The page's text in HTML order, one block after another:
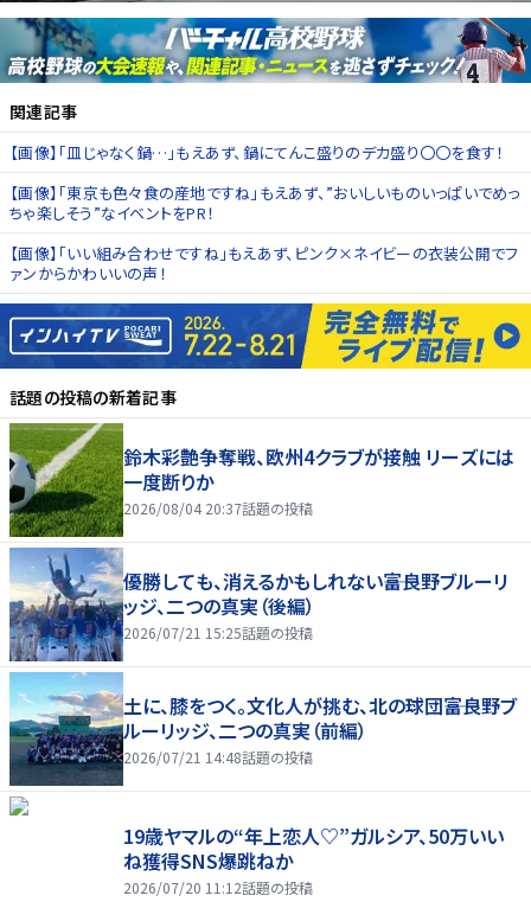
関連記事
【画像】「皿じゃなく鍋…」もえあず、鍋にてんこ盛りのデカ盛り〇〇を食す！
【画像】「東京も色々食の産地ですね」もえあず、”おいしいものいっぱいでめっ
ちゃ楽しそう”なイベントをPR！
【画像】「いい組み合わせですね」もえあず、ピンク×ネイビーの衣装公開でフ
ァンからかわいいの声！
話題の投稿の新着記事
鈴木彩艶争奪戦、欧州4クラブが接触 リーズには
一度断りか
2026/08/04 20:37話題の投稿
優勝しても、消えるかもしれない――富良野ブルーリ
ッジ、二つの真実（後編）
2026/07/21 15:25話題の投稿
土に、膝をつく。文化人が挑む、北の球団――富良野ブ
ルーリッジ、二つの真実（前編）
2026/07/21 14:48話題の投稿
19歳ヤマルの“年上恋人♡”ガルシア、50万いい
ね獲得SNS爆跳ねか
2026/07/20 11:12話題の投稿